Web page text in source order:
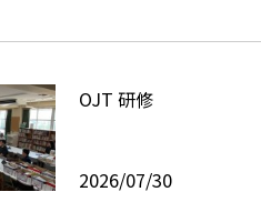
OJT 研修
2026/07/30